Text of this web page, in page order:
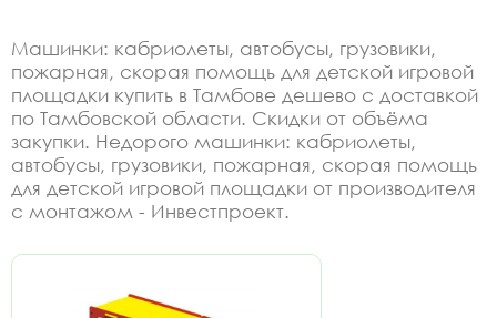
Машинки: кабриолеты, автобусы, грузовики,
пожарная, скорая помощь для детской игровой
площадки купить в Тамбове дешево с доставкой
по Тамбовской области. Скидки от объёма
закупки. Недорого машинки: кабриолеты,
автобусы, грузовики, пожарная, скорая помощь
для детской игровой площадки от производителя
с монтажом - Инвестпроект.